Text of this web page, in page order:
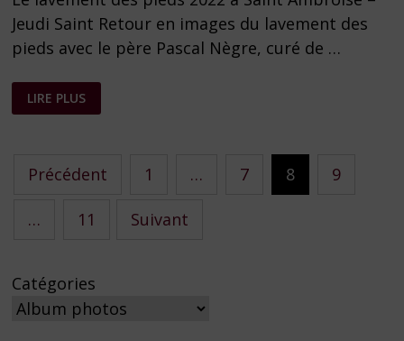
Jeudi Saint Retour en images du lavement des
pieds avec le père Pascal Nègre, curé de …
LE
LAVEMENT
DES
LIRE PLUS
Pagination
publications
Précédent 1 … 7 8 9
… 11 Suivant
Catégories